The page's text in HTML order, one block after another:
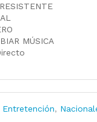
MÚSICA
Entretención,